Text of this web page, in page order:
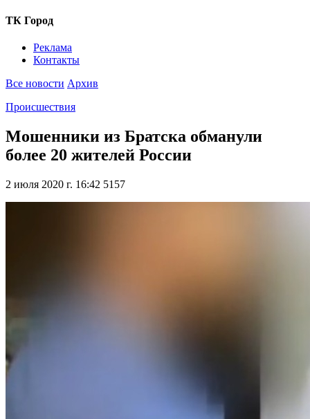
ТК Город
Реклама
Контакты
Все новости Архив
Происшествия
Мошенники из Братска обманули
более 20 жителей России
2 июля 2020 г. 16:42 5157